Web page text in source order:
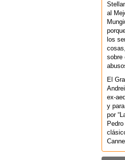
al
los
sobre
El
ex-
y
por